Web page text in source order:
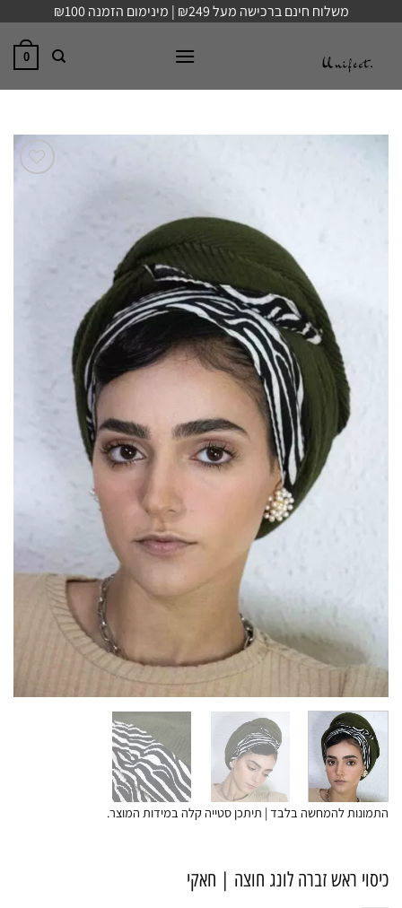
content
משלוח חינם ברכישה מעל ₪249 | מינימום הזמנה ₪100
0
התמונות להמחשה בלבד | תיתכן סטייה קלה במידות המוצר.
כיסוי ראש זברה לונג חוצה | חאקי